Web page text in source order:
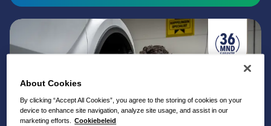
About Cookies
By clicking “Accept All Cookies”, you agree to the storing of cookies on your
device to enhance site navigation, analyze site usage, and assist in our
marketing efforts. Cookiebeleid